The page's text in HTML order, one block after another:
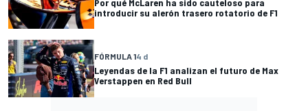
Por qué McLaren ha sido cauteloso para
introducir su alerón trasero rotatorio de F1
FÓRMULA 14 d
Leyendas de la F1 analizan el futuro de Max
Verstappen en Red Bull